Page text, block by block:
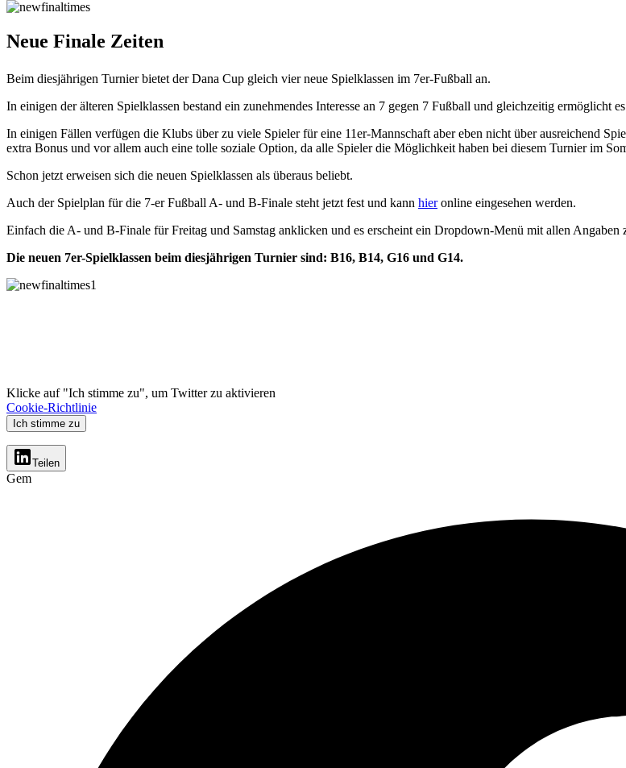
Neue Finale Zeiten
Beim diesjährigen Turnier bietet der Dana Cup gleich vier neue Spielklassen im 7er-Fußball an.
In einigen der älteren Spielklassen bestand ein zunehmendes Interesse an 7 gegen 7 Fußball und gleichzeitig ermöglicht
In einigen Fällen verfügen die Klubs über zu viele Spieler für eine 11er-Mannschaft aber eben nicht über ausreichend
extra Bonus und vor allem auch eine tolle soziale Option, da alle Spieler die Möglichkeit haben bei diesem Turnier im
Schon jetzt erweisen sich die neuen Spielklassen als überaus beliebt.
Auch der Spielplan für die 7-er Fußball A- und B-Finale steht jetzt fest und kann hieronline eingesehen werden.
Einfach die A- und B-Finale für Freitag und Samstag anklicken und es erscheint ein Dropdown-Menü mit allen Angaben
Die neuen 7er-Spielklassen beim diesjährigen Turnier sind: B16, B14, G16 und G14.
Klicke auf "Ich stimme zu", um Twitter zu aktivieren
Cookie-Richtlinie
Ich stimme zu
Teilen
Gem